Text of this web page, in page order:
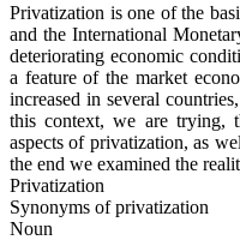
Privatization is one of the
and the International
deteriorating economic
a feature of the market
increased in several
this context, we are trying,
aspects of privatization, as
the end we examined the
Privatization
Synonyms of privatization
Noun